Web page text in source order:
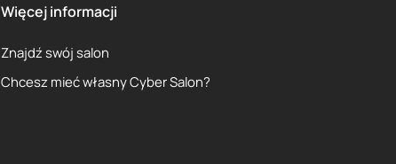
Więcej informacji
Znajdź swój salon
Chcesz mieć własny Cyber Salon?